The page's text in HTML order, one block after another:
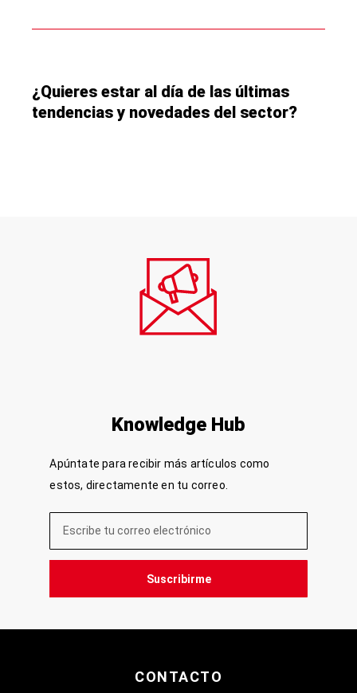
¿Quieres estar al día de las últimas
tendencias y novedades del sector?
Knowledge Hub
Apúntate para recibir más artículos como
estos, directamente en tu correo.
Suscribirme
CONTACTO